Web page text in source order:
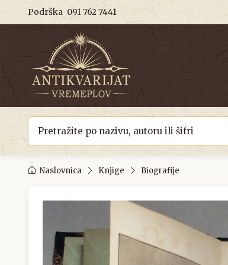
Podrška 091 762 7441
Naslovnica Knjige Biografije